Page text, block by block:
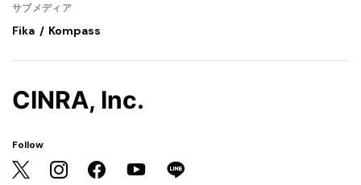
サブメディア
Fika Kompass
CINRA, Inc.
Follow